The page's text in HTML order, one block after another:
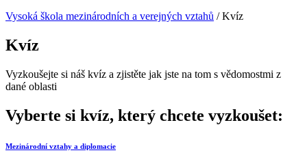
Vysoká škola mezinárodních a verejných vztahů /Kvíz
Kvíz
Vyzkoušejte si náš kvíz a zjistěte jak jste na tom s vědomostmi z
dané oblasti
Vyberte si kvíz, který chcete vyzkoušet:
Mezinárodní vztahy a diplomacie